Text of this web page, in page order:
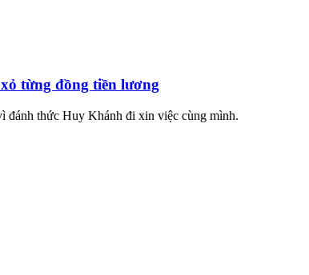
từng đồng tiền lương
đánh thức Huy Khánh đi xin việc cùng mình.